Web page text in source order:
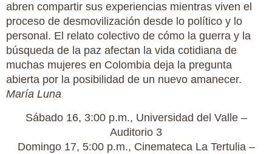
abren compartir sus experiencias mientras viven el
proceso de desmovilización desde lo político y lo
personal. El relato colectivo de cómo la guerra y la
búsqueda de la paz afectan la vida cotidiana de
muchas mujeres en Colombia deja la pregunta
abierta por la posibilidad de un nuevo amanecer.
María Luna
Sábado 16, 3:00 p.m., Universidad del Valle –
Auditorio 3
Domingo 17, 5:00 p.m., Cinemateca La Tertulia –